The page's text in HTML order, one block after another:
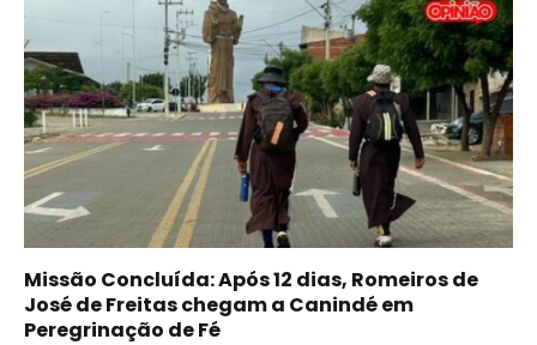
Missão Concluída: Após 12 dias, Romeiros de
José de Freitas chegam a Canindé em
Peregrinação de Fé